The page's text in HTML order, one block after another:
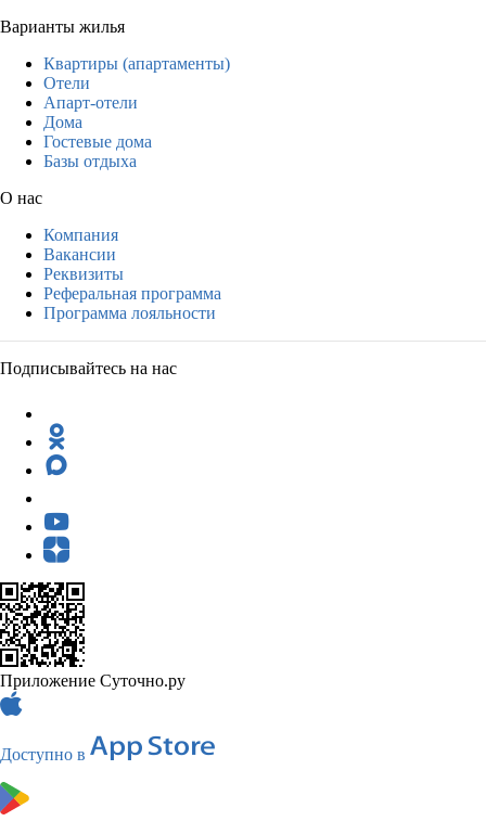
Варианты жилья
Квартиры (апартаменты)
Отели
Апарт-отели
Дома
Гостевые дома
Базы отдыха
О нас
Компания
Вакансии
Реквизиты
Реферальная программа
Программа лояльности
Подписывайтесь на нас
Приложение Суточно.ру
Доступно в